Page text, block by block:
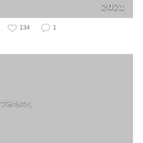
2021
134 1
みちのく